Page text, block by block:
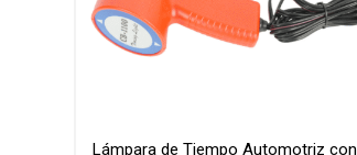
Lámpara de Tiempo Automotriz con